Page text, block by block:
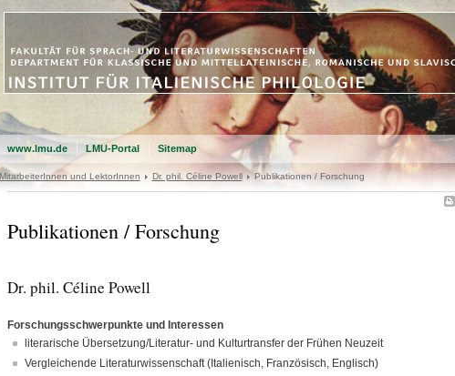
www.lmu.de LMU-Portal Sitemap
und LektorInnen Dr. phil. Céline Powell Publikationen / Forschung
Publikationen / Forschung
Dr. phil. Céline Powell
Forschungsschwerpunkte und Interessen
literarische Übersetzung/Literatur- und Kulturtransfer der Frühen Neuzeit
Vergleichende Literaturwissenschaft (Italienisch, Französisch, Englisch)